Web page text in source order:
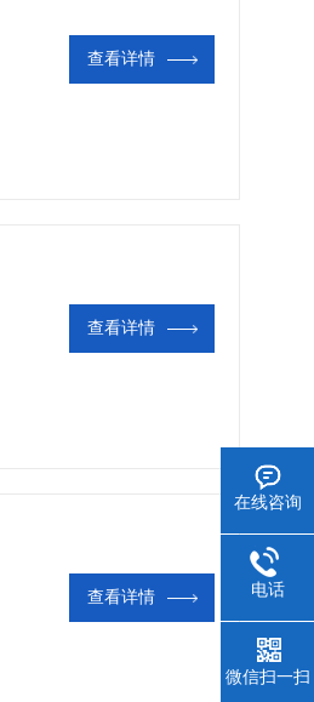
查看详情
查看详情
查看详情
在线咨询
电话
微信扫一扫